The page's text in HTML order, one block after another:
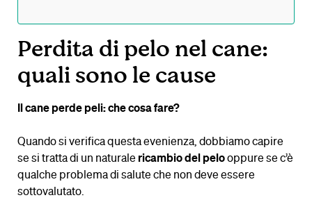
Perdita di pelo nel cane:
quali sono le cause
Il cane perde peli: che cosa fare?
Quando si verifica questa evenienza, dobbiamo capire
se si tratta di un naturale ricambio del pelooppure se c’è
qualche problema di salute che non deve essere
sottovalutato.